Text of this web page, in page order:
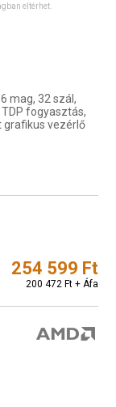
eltérhet.
mag, 32 szál,
TDP fogyasztás,
grafikus vezérlő
254 599 Ft
200 472 Ft + Áfa